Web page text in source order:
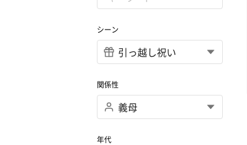
シーン
関係性
年代